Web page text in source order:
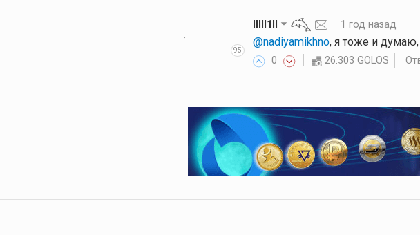
·
95
lllll1ll · 1 год назад
@nadiyamikhno, я тоже и думаю,
0 26.303 GOLOS